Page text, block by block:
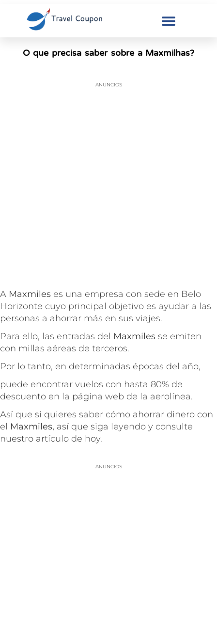
O que precisa saber sobre a Maxmilhas?
ANUNCIOS
A Maxmiles es una empresa con sede en Belo
Horizonte cuyo principal objetivo es ayudar a las
personas a ahorrar más en sus viajes.
Para ello, las entradas del Maxmiles se emiten
con millas aéreas de terceros.
Por lo tanto, en determinadas épocas del año,
puede encontrar vuelos con hasta 80% de
descuento en la página web de la aerolínea.
Así que si quieres saber cómo ahorrar dinero con
el Maxmiles, así que siga leyendo y consulte
nuestro artículo de hoy.
ANUNCIOS